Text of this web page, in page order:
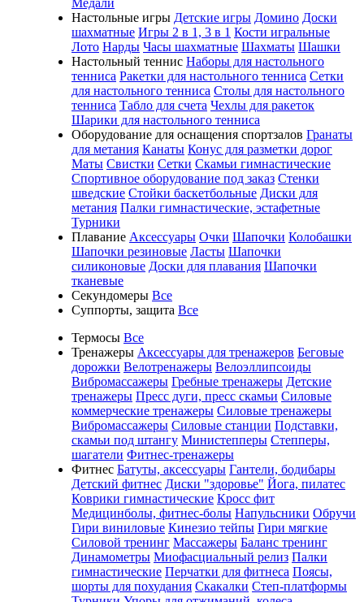
Медали
Настольные игры Детские игры Домино Доски
шахматные Игры 2 в 1, 3 в 1 Кости игральные
Лото Нарды Часы шахматные Шахматы Шашки
Настольный теннис Наборы для настольного
тенниса Ракетки для настольного тенниса Сетки
для настольного тенниса Столы для настольного
тенниса Табло для счета Чехлы для ракеток
Шарики для настольного тенниса
Оборудование для оснащения спортзалов Гранаты
для метания Канаты Конус для разметки дорог
Маты Свистки Сетки Скамьи гимнастические
Спортивное оборудование под заказ Стенки
шведские Стойки баскетбольные Диски для
метания Палки гимнастические, эстафетные
Турники
Плавание Аксессуары Очки Шапочки Колобашки
Шапочки резиновые Ласты Шапочки
силиконовые Доски для плавания Шапочки
тканевые
Секундомеры Все
Суппорты, защита Все
Термосы Все
Тренажеры Аксессуары для тренажеров Беговые
дорожки Велотренажеры Велоэллипсоиды
Вибромассажеры Гребные тренажеры Детские
тренажеры Пресс дуги, пресс скамьи Силовые
коммерческие тренажеры Силовые тренажеры
Вибромассажеры Силовые станции Подставки,
скамьи под штангу Министепперы Степперы,
шагатели Фитнес-тренажеры
Фитнес Батуты, аксессуары Гантели, бодибары
Детский фитнес Диски "здоровье" Йога, пилатес
Коврики гимнастические Кросс фит
Медицинболы, фитнес-болы Напульсники Обручи
Гири виниловые Кинезио тейпы Гири мягкие
Силовой тренинг Массажеры Баланс тренинг
Динамометры Миофасциальный релиз Палки
гимнастические Перчатки для фитнеса Поясы,
шорты для похудания Скакалки Степ-платформы